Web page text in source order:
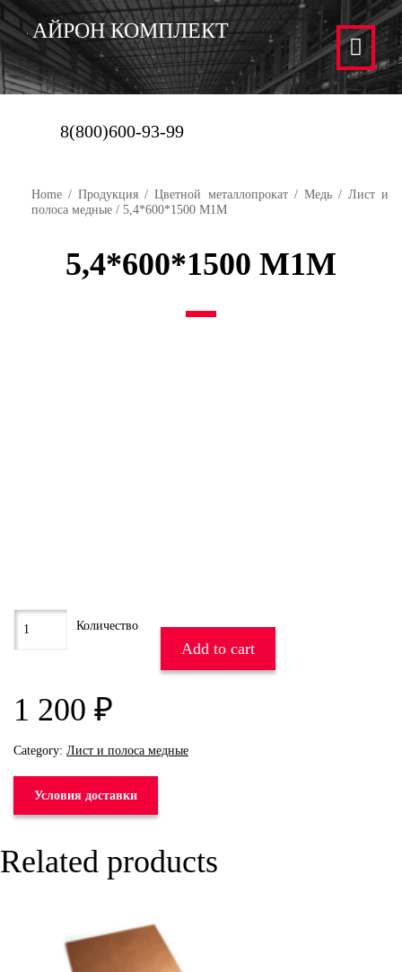
АЙРОН КОМПЛЕКТ
8(800)600-93-99
Home /Продукция /Цветной металлопрокат/ Медь/ Лист и
полоса медные / 5,4*600*1500 М1М
5,4*600*1500 М1М
1 200 ₽
Add to cart
Category: Лист и полоса медные
Условия доставки
Related products